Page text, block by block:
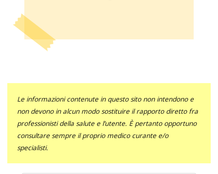
Le informazioni contenute in questo sito non intendono e
non devono in alcun modo sostituire il rapporto diretto fra
professionisti della salute e l’utente. È pertanto opportuno
consultare sempre il proprio medico curante e/o
specialisti.